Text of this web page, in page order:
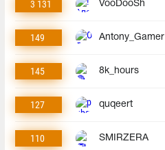
3 131 VooDooSh
149 Antony_Gamer
145 8k_hours
127 quqeert
110 SMIRZERA